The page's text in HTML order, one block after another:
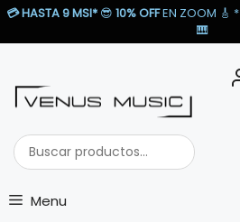
Saltar
💳HASTA 9 MSI* 😎 10% OFFEN ZOOM 🎸​ *
🎹​
Buscar
productos...
Menu